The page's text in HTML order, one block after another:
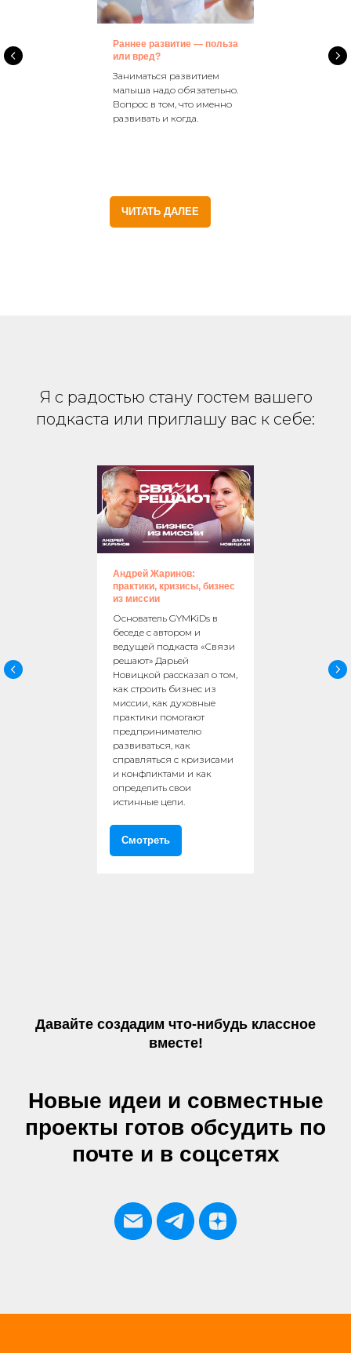
Раннее развитие — польза
или вред?
Заниматься развитием
малыша надо обязательно.
Вопрос в том, что именно
развивать и когда.
ЧИТАТЬ ДАЛЕЕ
Я с радостью стану гостем вашего
подкаста или приглашу вас к себе:
Андрей Жаринов:
практики, кризисы, бизнес
из миссии
Основатель GYMKiDs в
беседе с автором и
ведущей подкаста «Связи
решают» Дарьей
Новицкой рассказал о том,
как строить бизнес из
миссии, как духовные
практики помогают
предпринимателю
развиваться, как
справляться с кризисами
и конфликтами и как
определить свои
истинные цели.
Смотреть
Давайте создадим что-нибудь классное
вместе!
Новые идеи и совместные
проекты готов обсудить по
почте и в соцсетях